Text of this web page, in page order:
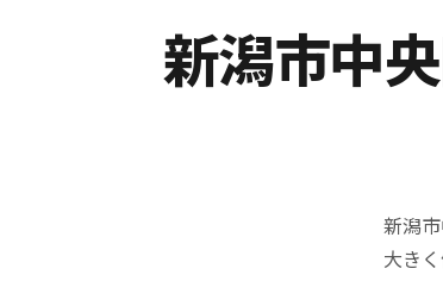
新潟市中
新潟
大き